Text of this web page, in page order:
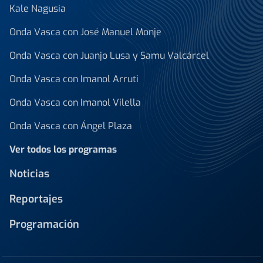
Kale Nagusia
Onda Vasca con José Manuel Monje
Onda Vasca con Juanjo Lusa y Samu Valcárcel
Onda Vasca con Imanol Arruti
Onda Vasca con Imanol Vilella
Onda Vasca con Ángel Plaza
Ver todos los programas
Noticias
Reportajes
Programación